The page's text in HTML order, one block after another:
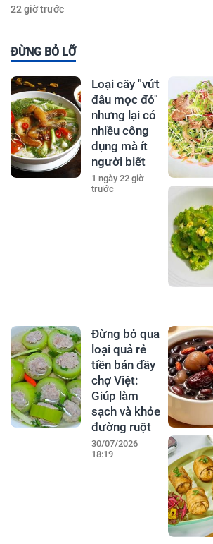
22 giờ trước
ĐỪNG BỎ LỠ
Loại cây "vứt
đâu mọc đó"
nhưng lại có
nhiều công
dụng mà ít
người biết
1 ngày 22 giờ
trước
Đừng bỏ qua
loại quả rẻ
tiền bán đầy
chợ Việt:
Giúp làm
sạch và khỏe
đường ruột
30/07/2026
18:19